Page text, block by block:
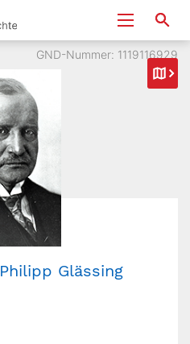
GND-Nummer: 1119116929
Philipp Glässing